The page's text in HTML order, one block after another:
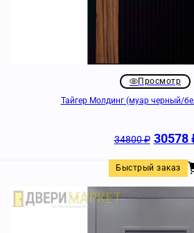
Просмотр
Тайгер Молдинг (муар черный/
34800₽ 30578
Быстрый заказ